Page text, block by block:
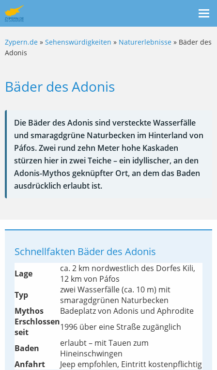
Zypern.de » Sehenswürdigkeiten » Naturerlebnisse » Bäder des
Adonis
Bäder des Adonis
Die Bäder des Adonis sind versteckte Wasserfälle
und smaragdgrüne Naturbecken im Hinterland von
Páfos. Zwei rund zehn Meter hohe Kaskaden
stürzen hier in zwei Teiche – ein idyllischer, an den
Adonis-Mythos geknüpfter Ort, an dem das Baden
ausdrücklich erlaubt ist.
Schnellfakten Bäder des Adonis
Lage
ca. 2 km nordwestlich des Dorfes Kili,
12 km von Páfos
Typ
zwei Wasserfälle (ca. 10 m) mit
smaragdgrünen Naturbecken
Mythos
Badeplatz von Adonis und Aphrodite
Erschlossen
seit
1996 über eine Straße zugänglich
Baden
erlaubt – mit Tauen zum
Hineinschwingen
Anfahrt
Jeep empfohlen, Eintritt kostenpflichtig